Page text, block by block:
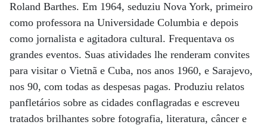
Roland Barthes. Em 1964, seduziu Nova York, primeiro
como professora na Universidade Columbia e depois
como jornalista e agitadora cultural. Frequentava os
grandes eventos. Suas atividades lhe renderam convites
para visitar o Vietnã e Cuba, nos anos 1960, e Sarajevo,
nos 90, com todas as despesas pagas. Produziu relatos
panfletários sobre as cidades conflagradas e escreveu
tratados brilhantes sobre fotografia, literatura, câncer e